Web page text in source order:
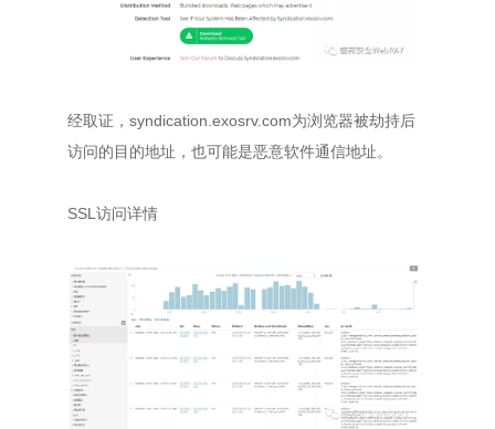
经取证，syndication.exosrv.com为浏览器被劫持后
访问的目的地址，也可能是恶意软件通信地址。
SSL访问详情